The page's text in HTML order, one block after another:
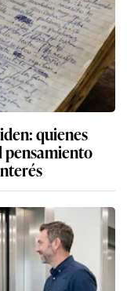
quienes
pensamiento